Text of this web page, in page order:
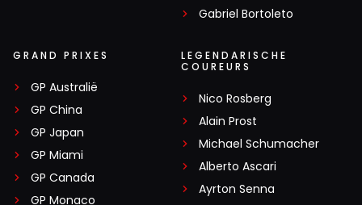
Gabriel Bortoleto
GRAND PRIXES
GP Australië
GP China
GP Japan
GP Miami
GP Canada
GP Monaco
LEGENDARISCHE
COUREURS
Nico Rosberg
Alain Prost
Michael Schumacher
Alberto Ascari
Ayrton Senna